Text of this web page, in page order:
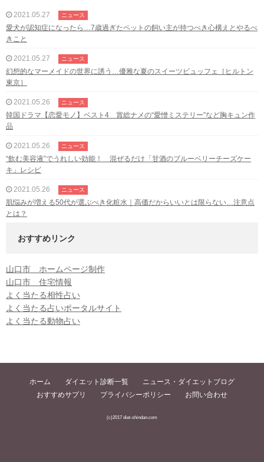
2021.05.27 ニュース
愛犬が認知症になったら…7歳過ぎたペットの飼い主が持つべき心構えとやるべ
きこと
2021.05.27 ニュース
幻想的なマーメイドの世界に誘う…優雅な夏のスイーツビュッフェ［ヒルトン
東京］
2021.05.26 ニュース
韓国ドラマ【恋愛モノ】ベスト4 賞総ナメの“愛憎ミステリー”など胸キュン作
品
2021.05.26 ニュース
“飲む美容液”でうれしい効能！ 混ぜるだけ「甘酒のブルーベリーチーズケー
キ」レシピ
2021.05.26 ニュース
肌悩みが増える50代が選ぶべき化粧水｜高価だからいいとは限らない…注意点
とは？
おすすめリンク
山口市 ホームページ制作
山口市 住宅情報
よく当たる相性占い
よく当たる占いポータルサイト
よく当たる動物占い
ホーム ダイエット診断一覧
ニュース・ダイエットブログ
おすすめサプリ
プライバシーポリシー お問い合わせ
(c)2017 diet-shindan.com